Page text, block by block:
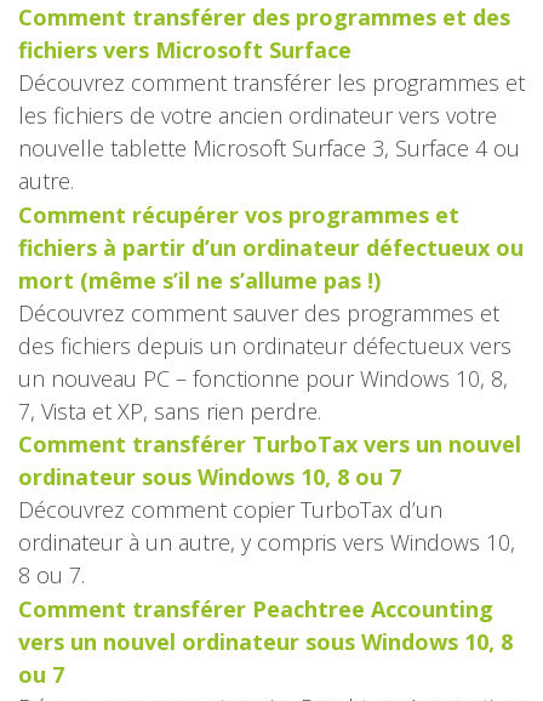
Comment transférer des programmes et des
fichiers vers Microsoft Surface
Découvrez comment transférer les programmes et
les fichiers de votre ancien ordinateur vers votre
nouvelle tablette Microsoft Surface 3, Surface 4 ou
autre.
Comment récupérer vos programmes et
fichiers à partir d’un ordinateur défectueux ou
mort (même s’il ne s’allume pas !)
Découvrez comment sauver des programmes et
des fichiers depuis un ordinateur défectueux vers
un nouveau PC – fonctionne pour Windows 10, 8,
7, Vista et XP, sans rien perdre.
Comment transférer TurboTax vers un nouvel
ordinateur sous Windows 10, 8 ou 7
Découvrez comment copier TurboTax d’un
ordinateur à un autre, y compris vers Windows 10,
8 ou 7.
Comment transférer Peachtree Accounting
vers un nouvel ordinateur sous Windows 10, 8
ou 7